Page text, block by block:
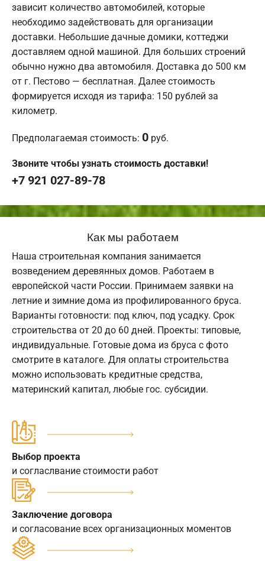
зависит количество автомобилей, которые
необходимо задействовать для организации
доставки. Небольшие дачные домики, коттеджи
доставляем одной машиной. Для больших строений
обычно нужно два автомобиля. Доставка до 500 км
от г. Пестово — бесплатная. Далее стоимость
формируется исходя из тарифа: 150 рублей за
километр.
Предполагаемая стоимость: 0 руб.
Звоните чтобы узнать стоимость доставки!
+7 921 027-89-78
Как мы работаем
Наша строительная компания занимается
возведением деревянных домов. Работаем в
европейской части России. Принимаем заявки на
летние и зимние дома из профилированного бруса.
Варианты готовности: под ключ, под усадку. Срок
строительства от 20 до 60 дней. Проекты: типовые,
индивидуальные. Готовые дома из бруса с фото
смотрите в каталоге. Для оплаты строительства
можно использовать кредитные средства,
материнский капитал, любые гос. субсидии.
Выбор проекта
и согласлвание стоимости работ
Заключение договора
и согласование всех организационных моментов